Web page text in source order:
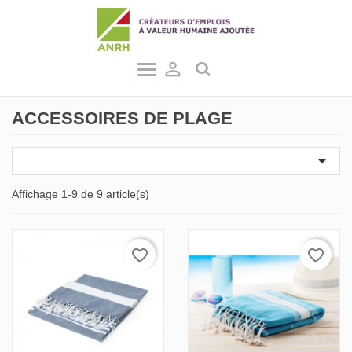

ACCESSOIRES DE PLAGE

Affichage 1-9 de 9 article(s)
favorite_border favorite_border